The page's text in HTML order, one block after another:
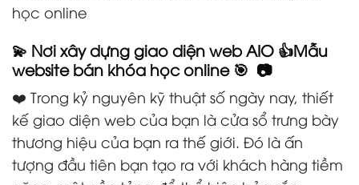
học online
💫 Nơi xây dựng giao diện web AIO 👍Mẫu
website bán khóa học online 🎯 📷
❤️ Trong kỷ nguyên kỹ thuật số ngày nay, thiết
kế giao diện web của bạn là cửa sổ trưng bày
thương hiệu của bạn ra thế giới. Đó là ấn
tượng đầu tiên bạn tạo ra với khách hàng tiềm